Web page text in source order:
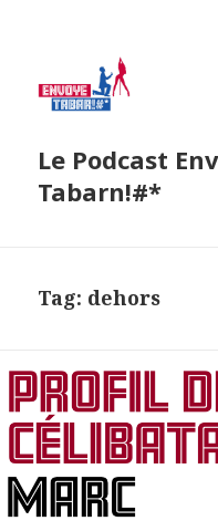
Le Podcast
Tabarn!#*
Tag: dehors